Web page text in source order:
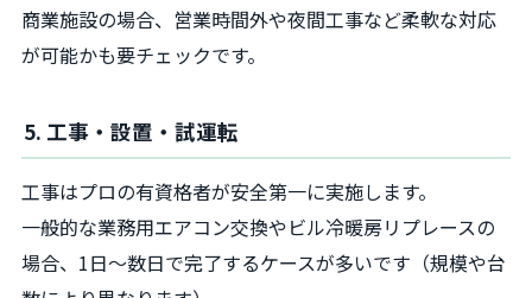
商業施設の場合、営業時間外や夜間工事など柔軟な対応
が可能かも要チェックです。
5. 工事・設置・試運転
工事はプロの有資格者が安全第一に実施します。
一般的な業務用エアコン交換やビル冷暖房リプレースの
場合、1日〜数日で完了するケースが多いです（規模や台